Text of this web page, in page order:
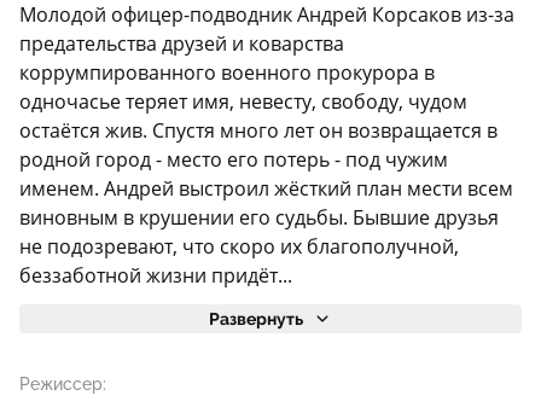
Молодой офицер-подводник Андрей Корсаков из-за
предательства друзей и коварства
коррумпированного военного прокурора в
одночасье теряет имя, невесту, свободу, чудом
остаётся жив. Спустя много лет он возвращается в
родной город - место его потерь - под чужим
именем. Андрей выстроил жёсткий план мести всем
виновным в крушении его судьбы. Бывшие друзья
не подозревают, что скоро их благополучной,
беззаботной жизни придёт...
Развернуть
Режиссер: